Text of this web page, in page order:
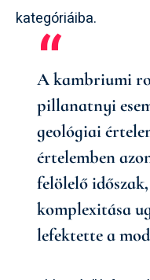
kategóriáiba.
A kambriumi
pillanatnyi
geológiai
értelemben
felölelő
komplexitása
lefektette a